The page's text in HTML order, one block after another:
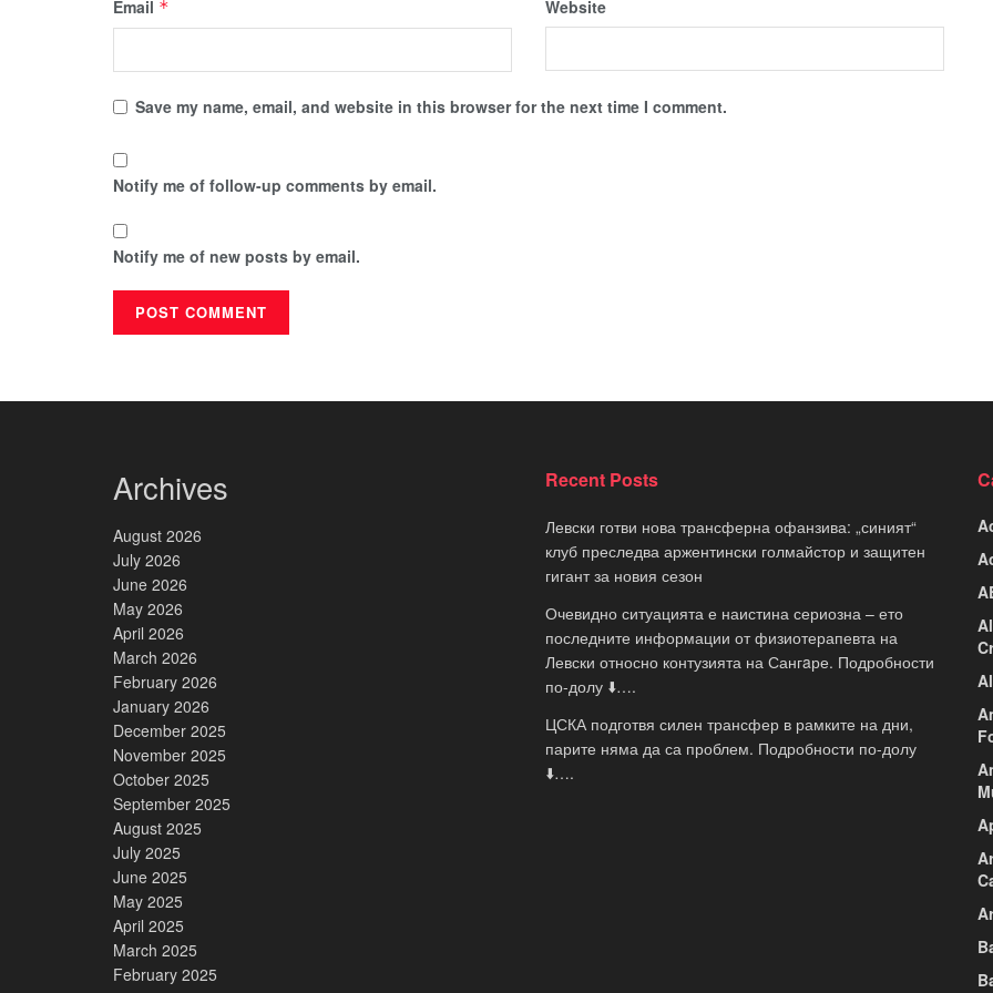
Email * Website
Save my name, email, and website in this browser for the next time I comment.
Notify me of follow-up comments by email.
Notify me of new posts by email.
Archives
August 2026
July 2026
June 2026
May 2026
April 2026
March 2026
February 2026
January 2026
December 2025
November 2025
October 2025
September 2025
August 2025
July 2025
June 2025
May 2025
April 2025
March 2025
February 2025
Recent Posts
Левски готви нова трансферна офанзива: „синият“
клуб преследва аржентински голмайстор и защитен
гигант за новия сезон
Очевидно ситуацията е наистина сериозна – ето
последните информации от физиотерапевта на
Левски относно контузията на Сангaре. Подробности
по-долу ⬇️….
ЦСКА подготвя силен трансфер в рамките на дни,
парите няма да са проблем. Подробности по-долу
⬇️….